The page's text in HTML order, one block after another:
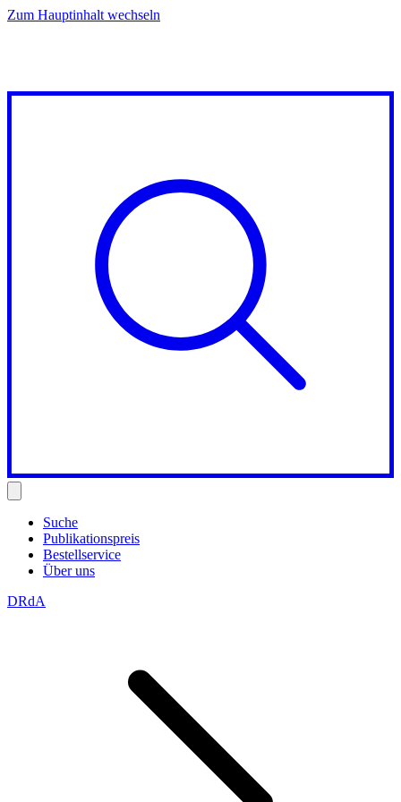
Zum Hauptinhalt wechseln
Suche
Publikationspreis
Bestellservice
Über uns
DRdA